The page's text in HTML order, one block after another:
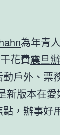
為年青
花費震旦
戶外、票
新版本在
，辦事好